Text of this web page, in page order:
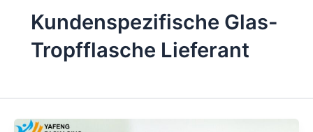
Kundenspezifische Glas-
Tropfflasche Lieferant